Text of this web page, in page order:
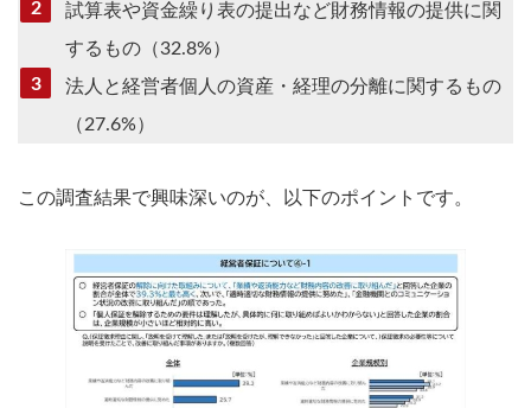
試算表や資金繰り表の提出など財務情報の提供に関
するもの（32.8%）
法人と経営者個人の資産・経理の分離に関するもの
（27.6%）
この調査結果で興味深いのが、以下のポイントです。